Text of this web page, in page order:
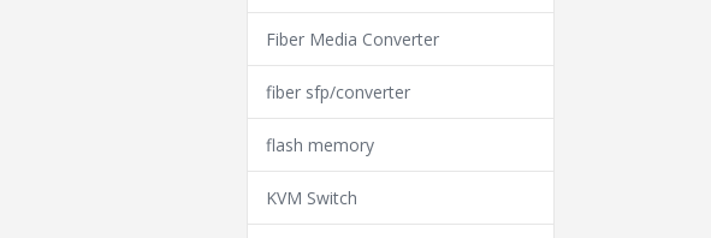
Fiber Media Converter
fiber sfp/converter
flash memory
KVM Switch